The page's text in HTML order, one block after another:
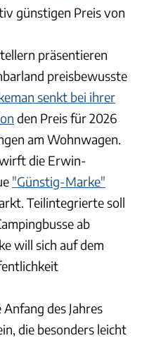
günstigen Preis von
präsentieren
preisbewusste
senkt bei ihrer
den Preis für 2026
am Wohnwagen.
die Erwin-
"Günstig-Marke"
Teilintegrierte soll
ab
will sich auf dem
des Jahres
die besonders leicht